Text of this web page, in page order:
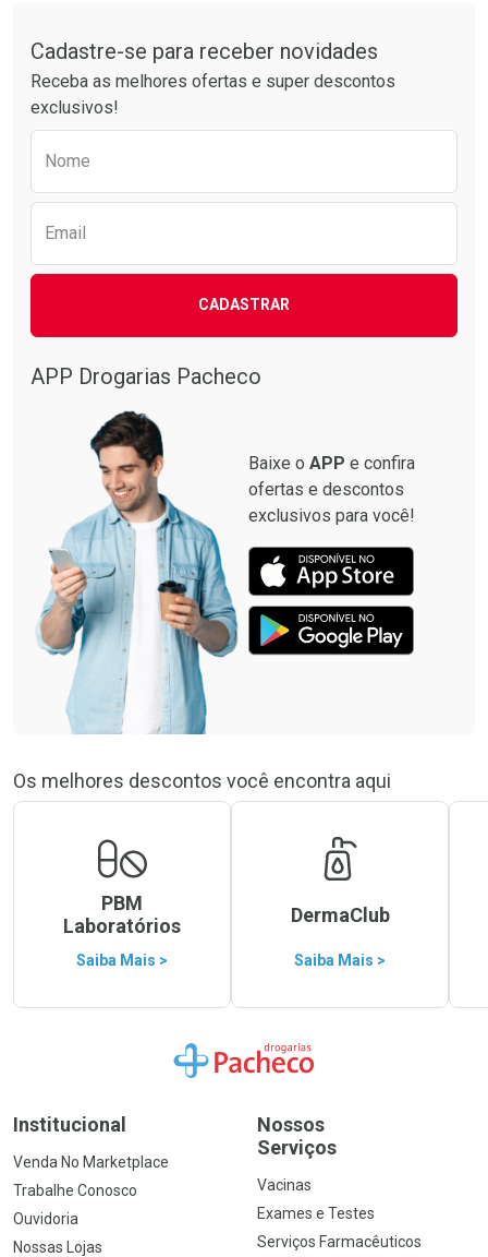
Por R$ 30,61/cada
Por R$ 37,25/cada
Cadastre-se para receber novidades
Receba as melhores ofertas e super descontos
exclusivos!
Nome
Email
CADASTRAR
APP Drogarias Pacheco
Baixe o APP e confira
ofertas e descontos
exclusivos para você!
Os melhores descontos você encontra aqui
PBM
Laboratórios
Saiba Mais >
DermaClub
Saiba Mais >
Ir para a Home
Institucional
Venda No Marketplace
Trabalhe Conosco
Ouvidoria
Nossas Lojas
Nossos
Serviços
Vacinas
Exames e Testes
Serviços Farmacêuticos